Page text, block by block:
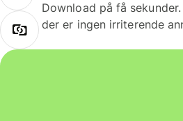
Download på få
der er ingen irriterende